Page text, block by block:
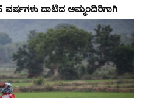
ವರ್ಷಗಳು ದಾಟಿದ ಅಮ್ಮಂದಿರಿಗಾಗಿ